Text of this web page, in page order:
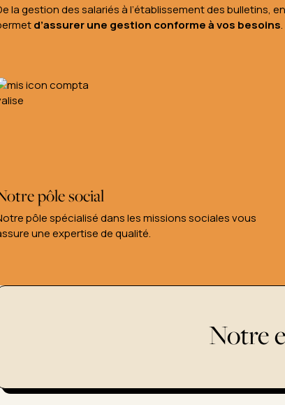
la gestion des salariés à l’établissement des bulletins,
d’assurer une gestion conforme à vos besoins.
pôle social
pôle spécialisé dans les missions sociales vous
une expertise de qualité.
Notre